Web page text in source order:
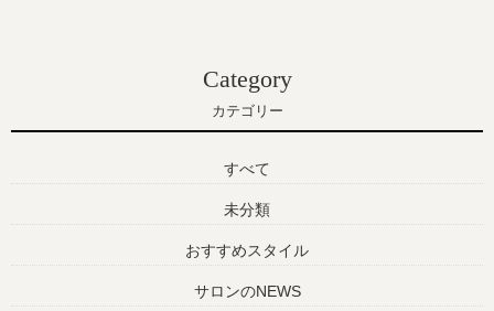
Category
カテゴリー
すべて
未分類
おすすめスタイル
サロンのNEWS